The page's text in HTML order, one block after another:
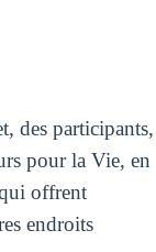
des participants,
pour la Vie, en
offrent
endroits